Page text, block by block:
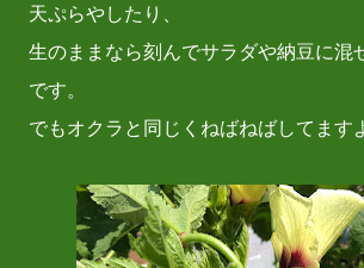
天ぷらやしたり、
生のままなら刻んでサラダや納豆に混
です。
でもオクラと同じくねばねばしてます